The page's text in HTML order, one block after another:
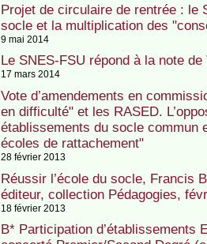
Projet de circulaire de rentrée : le
socle et la multiplication des
9 mai 2014
Le SNES-FSU répond à la note
17 mars 2014
Vote d’amendements en
en difficulté" et les RASED.
établissements du socle commun
écoles de rattachement"
28 février 2013
Réussir l’école du socle, Francis
éditeur, collection Pédagogies,
18 février 2013
B* Participation d’établissements